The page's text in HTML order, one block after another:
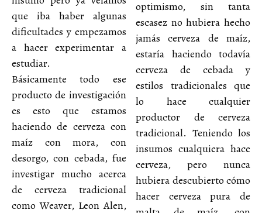
que iba haber algunas
dificultades y empezamos
a hacer experimentar a
estudiar.
Básicamente todo ese
producto de investigación
es esto que estamos
haciendo de cerveza con
maíz con mora, con
desorgo, con cebada, fue
investigar mucho acerca
de cerveza tradicional
como Weaver, Leon Alen,
optimismo, sin tanta
escasez no hubiera hecho
jamás cerveza de maíz,
estaría haciendo todavía
cerveza de cebada y
estilos tradicionales que
lo hace cualquier
productor de cerveza
tradicional. Teniendo los
insumos cualquiera hace
cerveza, pero nunca
hubiera descubierto cómo
hacer cerveza pura de